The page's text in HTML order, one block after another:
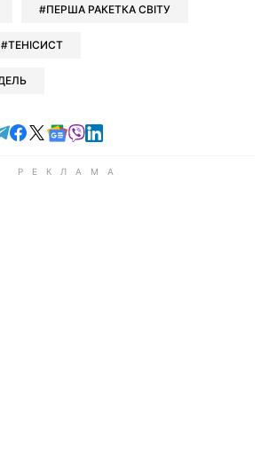
ПЕРША РАКЕТКА СВІТУ
ТЕНІСИСТ
Читайте у Telegram
Читайте у Facebook
Читайте у X
Читайте у Google news
Читайте у Viber
Читайте у LinkedIn